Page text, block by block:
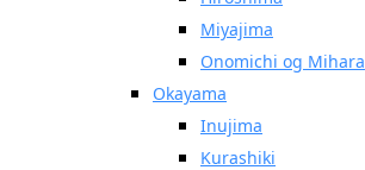
Miyajima
Onomichi og Mihara
Okayama
Inujima
Kurashiki